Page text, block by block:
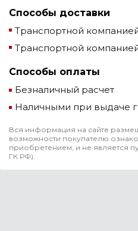
Способы доставки
Транспортной
Транспортной
Способы оплаты
Безналичный расчет
Наличными при выдаче
Вся информация на сайте
возможности покупателю
приобретением, и не является
ГК РФ).